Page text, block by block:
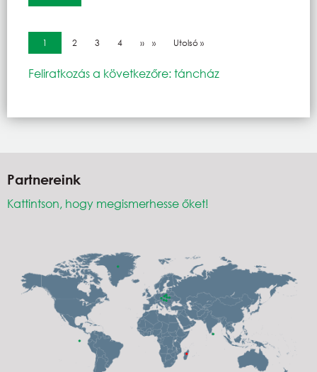
Oldalszámozás
Jelenlegi oldal
1 Oldal
2 Oldal
3 Oldal
4 Következő oldal
›› Utolsó oldal
Utolsó »
Feliratkozás a következőre: táncház
Partnereink
Kattintson, hogy megismerhesse őket!